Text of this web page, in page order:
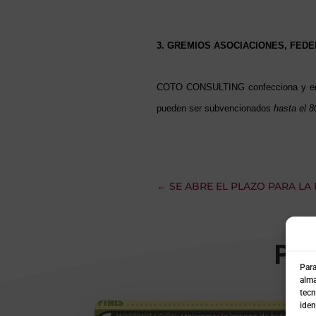
3. GREMIOS ASOCIACIONES,
COTO CONSULTING confecciona y
pueden ser subvencionados hasta el
← SE ABRE EL PLAZO PARA